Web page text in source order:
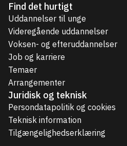
Find det hurtigt
Uddannelser til unge
Videregående uddannelser
Voksen- og efteruddannelser
Job og karriere
Temaer
Arrangementer
Juridisk og teknisk
Persondatapolitik og cookies
Teknisk information
Tilgængelighedserklæring